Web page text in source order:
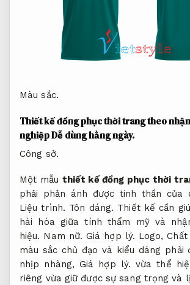
Màu sắc.
Thiết kế đồng phục thời trang theo
nghiệpDễ dùng hằng ngày.
Công sở.
Một mẫu thiết kế đồng phục thời
phải phản ánh được tinh thần của
Liệu trình. Tôn dáng. Thiết kế cần
hài hòa giữa tính thẩm mỹ và
hiệu. Nam nữ. Giá hợp lý. Logo,
màu sắc chủ đạo và kiểu dáng phải
nhịp nhàng,Giá hợp lý. vừa thể
riêng vừa giữ được sự sang trọng và